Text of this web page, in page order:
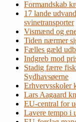
Formandskab
17 lande
svinetransporter
Vismænd og
Tiden nærmer
Fælles gæld
Indgreb mod
Stadig færre
Sydhavsøerne
Erhvervsskoler
Lars Aagaard
EU-central for
Lavere tempo i